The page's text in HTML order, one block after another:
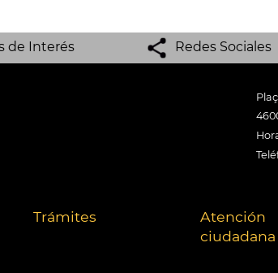
de Interés Redes Sociales
Trámites
Atención
ciudadana